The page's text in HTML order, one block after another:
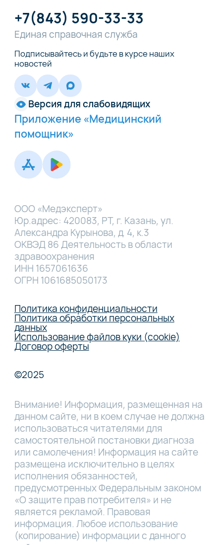
+7(843) 590-33-33
Единая справочная служба
Подписывайтесь и будьте в курсе наших
новостей
Версия для слабовидящих
Приложение «Медицинский
помощник»
ООО «Медэксперт»
Юр.адрес: 420083, РТ, г. Казань, ул.
Александра Курынова, д. 4, к.3
ОКВЭД 86 Деятельность в области
здравоохранения
ИНН 1657061636
ОГРН 1061685050173
Политика конфиденциальности
Политика обработки персональных
данных
Использование файлов куки (cookie)
Договор оферты
©2025
Внимание! Информация, размещенная на
данном сайте, ни в коем случае не должна
использоваться читателями для
самостоятельной постановки диагноза
или самолечения! Информация на сайте
размещена исключительно в целях
исполнения обязанностей,
предусмотренных Федеральным законом
«О защите прав потребителя» и не
является рекламой. Правовая
информация. Любое использование
(копирование) информации с данного